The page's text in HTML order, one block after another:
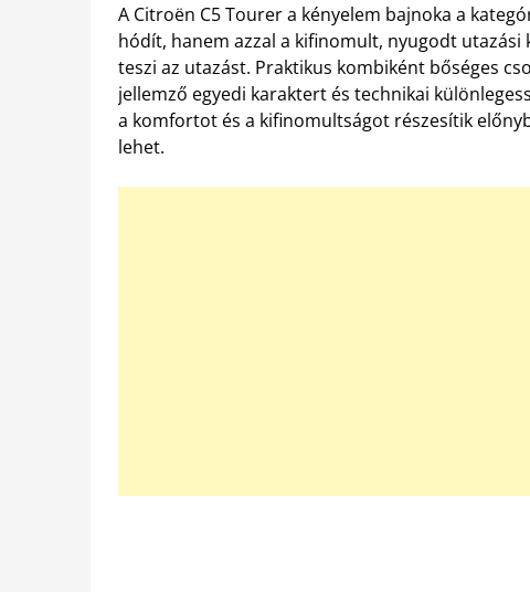
A Citroën C5 Tourer a kényelem bajnoka a
hódít, hanem azzal a kifinomult, nyugodt
teszi az utazást. Praktikus kombiként bőséges
jellemző egyedi karaktert és technikai
a komfortot és a kifinomultságot részesítik
lehet.